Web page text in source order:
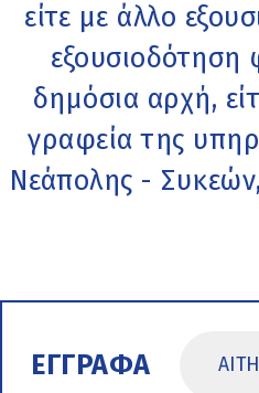
είτε με άλλο
δημόσια αρχή,
γραφεία της
Νεάπολης -
ΕΓΓΡΑΦΑ